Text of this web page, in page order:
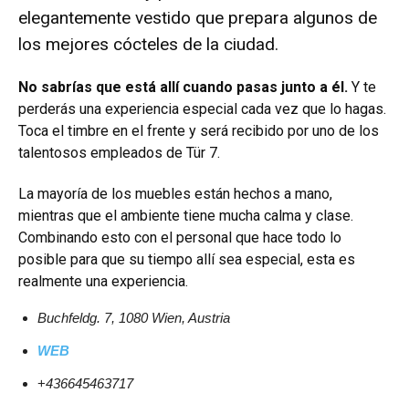
elegantemente vestido que prepara algunos de
los mejores cócteles de la ciudad.
No sabrías que está allí cuando pasas junto a él. Y te
perderás una experiencia especial cada vez que lo hagas.
Toca el timbre en el frente y será recibido por uno de los
talentosos empleados de Tür 7.
La mayoría de los muebles están hechos a mano,
mientras que el ambiente tiene mucha calma y clase.
Combinando esto con el personal que hace todo lo
posible para que su tiempo allí sea especial, esta es
realmente una experiencia.
Buchfeldg. 7, 1080 Wien, Austria
WEB
+436645463717